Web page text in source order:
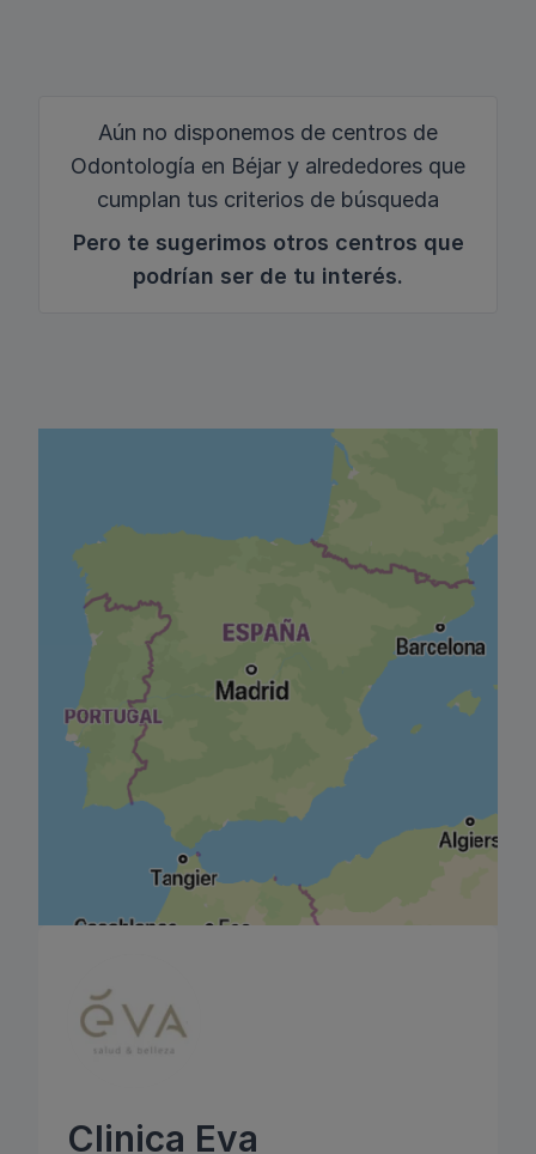
Aún no disponemos de centros de
Odontología en Béjar y alrededores que
cumplan tus criterios de búsqueda
Pero te sugerimos otros centros que
podrían ser de tu interés.
Clinica Eva